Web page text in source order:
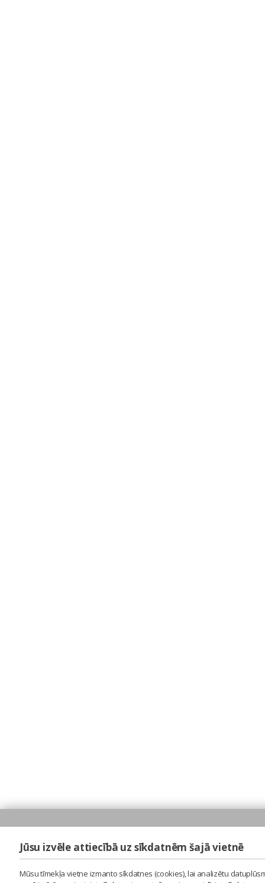
Jūsu izvēle attiecībā uz sīkdatnēm šajā vietnē
Mūsu tīmekļa vietne izmanto sīkdatnes (cookies), lai analizētu